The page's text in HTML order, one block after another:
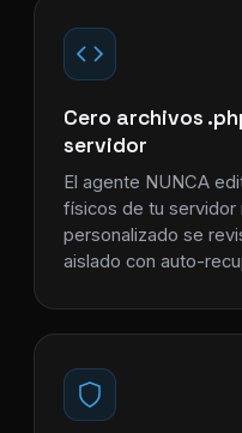
Cero archivos
servidor
El agente NUNCA
físicos de tu servidor
personalizado se
aislado con auto-